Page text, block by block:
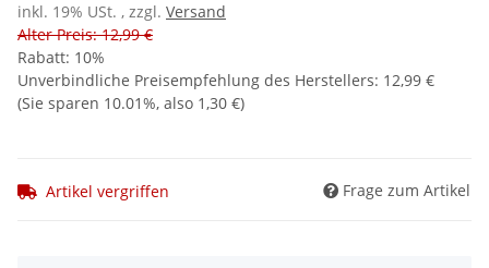
inkl. 19% USt. , zzgl. Versand
Alter Preis: 12,99 €
Rabatt: 10%
Unverbindliche Preisempfehlung des Herstellers: 12,99 €
(Sie sparen 10.01%, also 1,30 €)
Artikel vergriffen Frage zum Artikel